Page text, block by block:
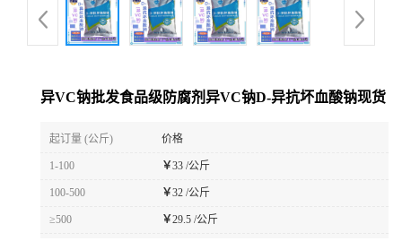
异VC钠批发食品级防腐剂异VC钠D-异抗坏血酸钠现货
起订量 (公斤) 价格
1-100 ￥33 /公斤
100-500 ￥32 /公斤
≥500 ￥29.5 /公斤